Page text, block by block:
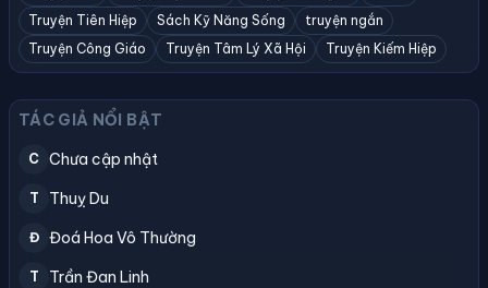
Truyện Tiên Hiệp
Sách Kỹ Năng Sống
truyện ngắn
Truyện Công Giáo
Truyện Tâm Lý Xã Hội Truyện Kiếm Hiệp
TÁC GIẢ NỔI BẬT
C Chưa cập nhật
T Thuỵ Du
Đ Đoá Hoa Vô Thường
T Trần Đan Linh